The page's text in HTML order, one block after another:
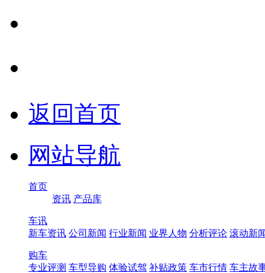
返回首页
网站导航
首页
资讯 产品库
车讯
新车资讯 公司新闻 行业新闻 业界人物 分析评论 滚动新
购车
专业评测 车型导购 体验试驾 补贴政策 车市行情 车主故